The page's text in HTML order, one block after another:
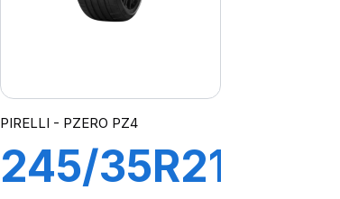
PIRELLI - PZERO PZ4
245/35R21